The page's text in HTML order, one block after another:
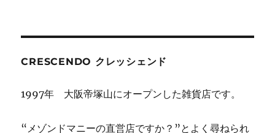
CRESCENDO クレッシェンド
1997年 大阪帝塚山にオープンした雑貨店です。
“メゾンドマニーの直営店ですか？”とよく尋ねられ